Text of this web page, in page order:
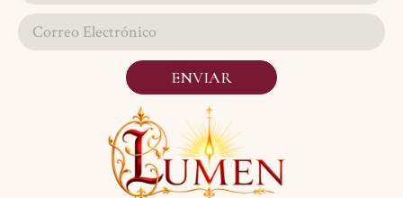
ENVIAR